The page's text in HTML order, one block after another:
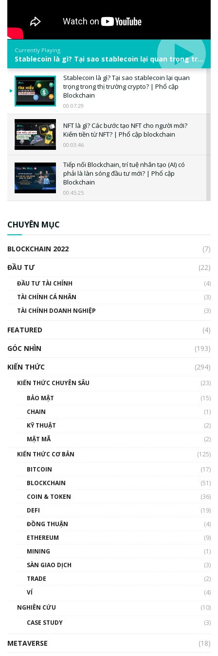
Currently Playing
Stablecoin là gì? Tại sao stablecoin lại quan trọng trong thị trường crypto? | Phổ cập Blockchain
Stablecoin là gì? Tại sao stablecoin lại quan
trọng trong thị trường crypto? | Phổ cập
Blockchain
00:07:29
NFT là gì? Các bước tạo NFT cho người mới?
Kiếm tiền từ NFT? | Phổ cập blockchain
00:03:46
Tiếp nối Blockchain, trí tuệ nhân tạo (AI) có
phải là làn sóng đầu tư mới? | Phổ cập
Blockchain
00:45:25
00:02:14
Nhìn lại năm 2022: Những sự kiện ảnh hưởng
đến hệ sinh thái tiền mã hoá | Phổ cập
00:43:47
như thể nào?
00:39:31
Phổ cập Blockchain
thống & Crypto qua các cuộc chiến | Phổ cập
CHUYÊN MỤC
BLOCKCHAIN 2022
(7)
ĐẦU TƯ
(22)
ĐẦU TƯ TÀI CHÍNH
(4)
TÀI CHÍNH CÁ NHÂN
(3)
TÀI CHÍNH DOANH NGHIỆP
(3)
FEATURED
(4)
GÓC NHÌN
(193)
KIẾN THỨC
(294)
KIẾN THỨC CHUYÊN SÂU
(23)
BẢO MẬT
(15)
CHAIN
(1)
KỸ THUẬT
(2)
MẬT MÃ
(2)
KIẾN THỨC CƠ BẢN
(125)
BITCOIN
(17)
BLOCKCHAIN
(51)
COIN & TOKEN
(36)
DEFI
(19)
ĐỒNG THUẬN
(4)
ETHEREUM
(9)
MINING
(1)
SÀN GIAO DỊCH
(3)
TRADE
(2)
VÍ
(4)
NGHIÊN CỨU
(10)
CASE STUDY
(3)
METAVERSE
(18)